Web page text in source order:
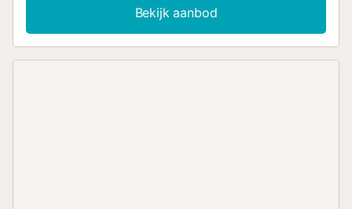
is. Op de begane grond vinden we de uitgeruste keuken,
eethoek en woonkamer, terwijl we op de bovenverdieping
drie slaapkamers vinden, een met een tweepersoonsbed
Bekijk aanbod